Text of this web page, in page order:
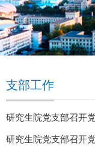
支部工作
研究生院党支部召开
研究生院党支部召开